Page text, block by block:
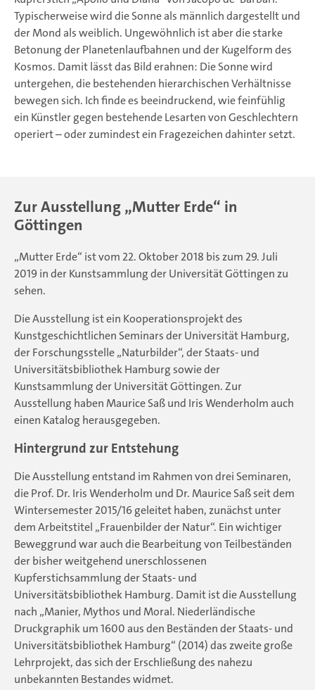
Typischerweise wird die Sonne als männlich dargestellt und
der Mond als weiblich. Ungewöhnlich ist aber die starke
Betonung der Planetenlaufbahnen und der Kugelform des
Kosmos. Damit lässt das Bild erahnen: Die Sonne wird
untergehen, die bestehenden hierarchischen Verhältnisse
bewegen sich. Ich finde es beeindruckend, wie feinfühlig
ein Künstler gegen bestehende Lesarten von Geschlechtern
operiert – oder zumindest ein Fragezeichen dahinter setzt.
Zur Ausstellung „Mutter Erde“ in
Göttingen
„Mutter Erde“ ist vom 22. Oktober 2018 bis zum 29. Juli
2019 in der Kunstsammlung der Universität Göttingen zu
sehen.
Die Ausstellung ist ein Kooperationsprojekt des
Kunstgeschichtlichen Seminars der Universität Hamburg,
der Forschungsstelle „Naturbilder“, der Staats- und
Universitätsbibliothek Hamburg sowie der
Kunstsammlung der Universität Göttingen. Zur
Ausstellung haben Maurice Saß und Iris Wenderholm auch
einen Katalog herausgegeben.
Hintergrund zur Entstehung
Die Ausstellung entstand im Rahmen von drei Seminaren,
die Prof. Dr. Iris Wenderholm und Dr. Maurice Saß seit dem
Wintersemester 2015/16 geleitet haben, zunächst unter
dem Arbeitstitel „Frauenbilder der Natur“. Ein wichtiger
Beweggrund war auch die Bearbeitung von Teilbeständen
der bisher weitgehend unerschlossenen
Kupferstichsammlung der Staats- und
Universitätsbibliothek Hamburg. Damit ist die Ausstellung
nach „Manier, Mythos und Moral. Niederländische
Druckgraphik um 1600 aus den Beständen der Staats- und
Universitätsbibliothek Hamburg“ (2014) das zweite große
Lehrprojekt, das sich der Erschließung des nahezu
unbekannten Bestandes widmet.